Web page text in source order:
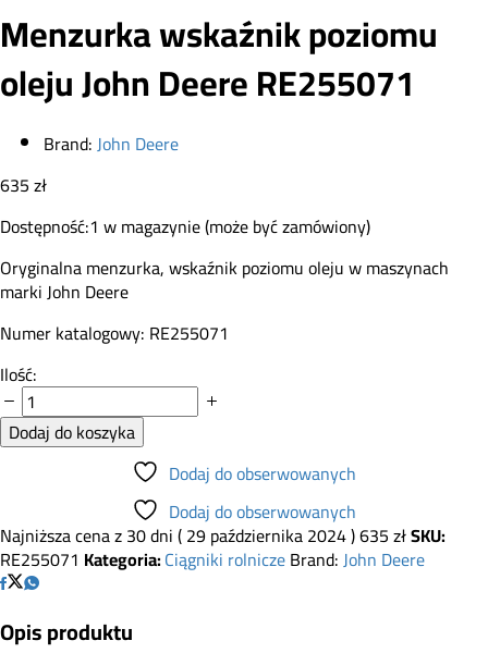
Menzurka wskaźnik poziomu
oleju John Deere RE255071
Brand:John Deere
635zł
Dostępność:1 w magazynie (może być zamówiony)
Oryginalna menzurka, wskaźnik poziomu oleju w maszynach
marki John Deere
Numer katalogowy: RE255071
Menzurka
wskaźnik
poziomu
oleju
quantity
Ilość:
Dodaj do koszyka
Dodaj do obserwowanych
Dodaj do obserwowanych
Najniższa cena z 30 dni (29 października 2024)635złSKU:
RE255071 Kategoria:Ciągniki rolniczeBrand:John Deere
Opis produktu